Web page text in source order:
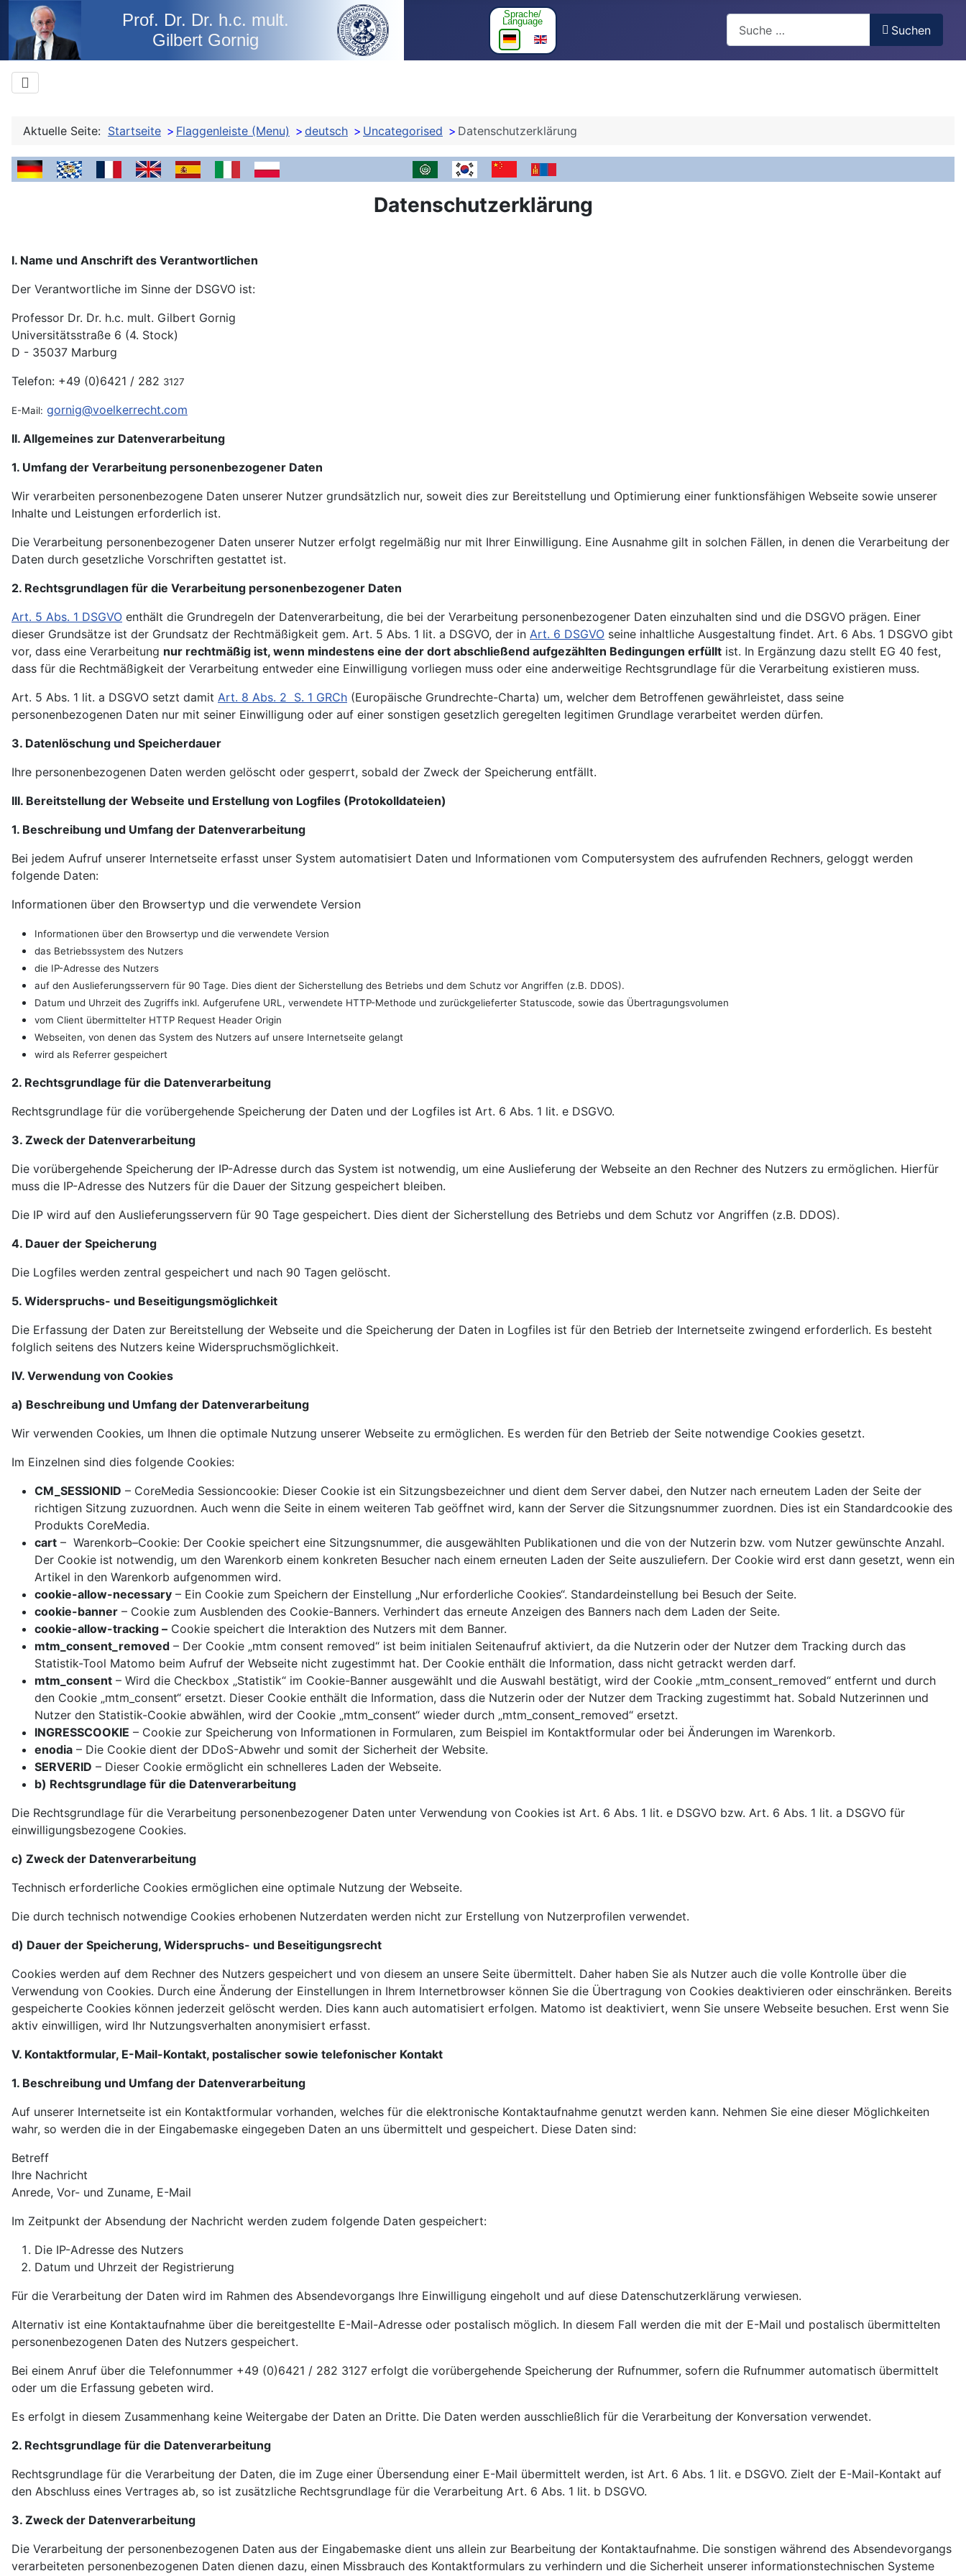
Prof. Dr. Dr. h.c. mult.
Gilbert Gornig
Sprache auswählen
Sprache/
Language
Suchen
Aktuelle Seite: Startseite Flaggenleiste (Menu) deutsch Uncategorised Datenschutzerklärung
deutschbayrisch -- boarisch
französisch - français
englisch - english
spanisch - español
italienisch - italiano
polnisch - polskiungarisch - magyar
russisch - pусская arabisch - السيرة الذاتية العربية
koreanisch - 한국어 이력서
chinesisch - 中文履歷
mongolisch - mонгол
Datenschutzerklärung
I. Name und Anschrift des Verantwortlichen
Der Verantwortliche im Sinne der DSGVO ist:
Professor Dr. Dr. h.c. mult. Gilbert Gornig
Universitätsstraße 6 (4. Stock)
D - 35037 Marburg
Telefon: +49 (0)6421 / 282 3127
E-Mail: gornig@voelkerrecht.com
II. Allgemeines zur Datenverarbeitung
1. Umfang der Verarbeitung personenbezogener Daten
Wir verarbeiten personenbezogene Daten unserer Nutzer grundsätzlich nur, soweit dies zur Bereitstellung und Optimierung einer funktionsfähigen Webseite sowie unserer
Inhalte und Leistungen erforderlich ist.
Die Verarbeitung personenbezogener Daten unserer Nutzer erfolgt regelmäßig nur mit Ihrer Einwilligung. Eine Ausnahme gilt in solchen Fällen, in denen die Verarbeitung der
Daten durch gesetzliche Vorschriften gestattet ist.
2. Rechtsgrundlagen für die Verarbeitung personenbezogener Daten
Art. 5 Abs. 1 DSGVO enthält die Grundregeln der Datenverarbeitung, die bei der Verarbeitung personenbezogener Daten einzuhalten sind und die DSGVO prägen. Einer
dieser Grundsätze ist der Grundsatz der Rechtmäßigkeit gem. Art. 5 Abs. 1 lit. a DSGVO, der in Art. 6 DSGVO seine inhaltliche Ausgestaltung findet. Art. 6 Abs. 1 DSGVO gibt
vor, dass eine Verarbeitung nur rechtmäßig ist, wenn mindestens eine der dort abschließend aufgezählten Bedingungen erfüllt ist. In Ergänzung dazu stellt EG 40 fest,
dass für die Rechtmäßigkeit der Verarbeitung entweder eine Einwilligung vorliegen muss oder eine anderweitige Rechtsgrundlage für die Verarbeitung existieren muss.
Art. 5 Abs. 1 lit. a DSGVO setzt damit Art. 8 Abs. 2 S. 1 GRCh (Europäische Grundrechte-Charta) um, welcher dem Betroffenen gewährleistet, dass seine
personenbezogenen Daten nur mit seiner Einwilligung oder auf einer sonstigen gesetzlich geregelten legitimen Grundlage verarbeitet werden dürfen.
3. Datenlöschung und Speicherdauer
Ihre personenbezogenen Daten werden gelöscht oder gesperrt, sobald der Zweck der Speicherung entfällt.
III. Bereitstellung der Webseite und Erstellung von Logfiles (Protokolldateien)
1. Beschreibung und Umfang der Datenverarbeitung
Bei jedem Aufruf unserer Internetseite erfasst unser System automatisiert Daten und Informationen vom Computersystem des aufrufenden Rechners, geloggt werden
folgende Daten:
Informationen über den Browsertyp und die verwendete Version
Informationen über den Browsertyp und die verwendete Version
das Betriebssystem des Nutzers
die IP-Adresse des Nutzers
auf den Auslieferungsservern für 90 Tage. Dies dient der Sicherstellung des Betriebs und dem Schutz vor Angriffen (z.B. DDOS).
Datum und Uhrzeit des Zugriffs inkl. Aufgerufene URL, verwendete HTTP-Methode und zurückgelieferter Statuscode, sowie das Übertragungsvolumen
vom Client übermittelter HTTP Request Header Origin
Webseiten, von denen das System des Nutzers auf unsere Internetseite gelangt
wird als Referrer gespeichert
2. Rechtsgrundlage für die Datenverarbeitung
Rechtsgrundlage für die vorübergehende Speicherung der Daten und der Logfiles ist Art. 6 Abs. 1 lit. e DSGVO.
3. Zweck der Datenverarbeitung
Die vorübergehende Speicherung der IP-Adresse durch das System ist notwendig, um eine Auslieferung der Webseite an den Rechner des Nutzers zu ermöglichen. Hierfür
muss die IP-Adresse des Nutzers für die Dauer der Sitzung gespeichert bleiben.
Die IP wird auf den Auslieferungsservern für 90 Tage gespeichert. Dies dient der Sicherstellung des Betriebs und dem Schutz vor Angriffen (z.B. DDOS).
4. Dauer der Speicherung
Die Logfiles werden zentral gespeichert und nach 90 Tagen gelöscht.
5. Widerspruchs- und Beseitigungsmöglichkeit
Die Erfassung der Daten zur Bereitstellung der Webseite und die Speicherung der Daten in Logfiles ist für den Betrieb der Internetseite zwingend erforderlich. Es besteht
folglich seitens des Nutzers keine Widerspruchsmöglichkeit.
IV. Verwendung von Cookies
a) Beschreibung und Umfang der Datenverarbeitung
Wir verwenden Cookies, um Ihnen die optimale Nutzung unserer Webseite zu ermöglichen. Es werden für den Betrieb der Seite notwendige Cookies gesetzt.
Im Einzelnen sind dies folgende Cookies:
CM_SESSIONID – CoreMedia Sessioncookie: Dieser Cookie ist ein Sitzungsbezeichner und dient dem Server dabei, den Nutzer nach erneutem Laden der Seite der
richtigen Sitzung zuzuordnen. Auch wenn die Seite in einem weiteren Tab geöffnet wird, kann der Server die Sitzungsnummer zuordnen. Dies ist ein Standardcookie des
Produkts CoreMedia.
cart – Warenkorb–Cookie: Der Cookie speichert eine Sitzungsnummer, die ausgewählten Publikationen und die von der Nutzerin bzw. vom Nutzer gewünschte Anzahl.
Der Cookie ist notwendig, um den Warenkorb einem konkreten Besucher nach einem erneuten Laden der Seite auszuliefern. Der Cookie wird erst dann gesetzt, wenn ein
Artikel in den Warenkorb aufgenommen wird.
cookie-allow-necessary – Ein Cookie zum Speichern der Einstellung „Nur erforderliche Cookies“. Standardeinstellung bei Besuch der Seite.
cookie-banner – Cookie zum Ausblenden des Cookie-Banners. Verhindert das erneute Anzeigen des Banners nach dem Laden der Seite.
cookie-allow-tracking – Cookie speichert die Interaktion des Nutzers mit dem Banner.
mtm_consent_removed – Der Cookie „mtm consent removed“ ist beim initialen Seitenaufruf aktiviert, da die Nutzerin oder der Nutzer dem Tracking durch das
Statistik-Tool Matomo beim Aufruf der Webseite nicht zugestimmt hat. Der Cookie enthält die Information, dass nicht getrackt werden darf.
mtm_consent – Wird die Checkbox „Statistik“ im Cookie-Banner ausgewählt und die Auswahl bestätigt, wird der Cookie „mtm_consent_removed“ entfernt und durch
den Cookie „mtm_consent“ ersetzt. Dieser Cookie enthält die Information, dass die Nutzerin oder der Nutzer dem Tracking zugestimmt hat. Sobald Nutzerinnen und
Nutzer den Statistik-Cookie abwählen, wird der Cookie „mtm_consent“ wieder durch „mtm_consent_removed“ ersetzt.
INGRESSCOOKIE – Cookie zur Speicherung von Informationen in Formularen, zum Beispiel im Kontaktformular oder bei Änderungen im Warenkorb.
enodia – Die Cookie dient der DDoS-Abwehr und somit der Sicherheit der Website.
SERVERID – Dieser Cookie ermöglicht ein schnelleres Laden der Webseite.
b) Rechtsgrundlage für die Datenverarbeitung
Die Rechtsgrundlage für die Verarbeitung personenbezogener Daten unter Verwendung von Cookies ist Art. 6 Abs. 1 lit. e DSGVO bzw. Art. 6 Abs. 1 lit. a DSGVO für
einwilligungsbezogene Cookies.
c) Zweck der Datenverarbeitung
Technisch erforderliche Cookies ermöglichen eine optimale Nutzung der Webseite.
Die durch technisch notwendige Cookies erhobenen Nutzerdaten werden nicht zur Erstellung von Nutzerprofilen verwendet.
d) Dauer der Speicherung, Widerspruchs- und Beseitigungsrecht
Cookies werden auf dem Rechner des Nutzers gespeichert und von diesem an unsere Seite übermittelt. Daher haben Sie als Nutzer auch die volle Kontrolle über die
Verwendung von Cookies. Durch eine Änderung der Einstellungen in Ihrem Internetbrowser können Sie die Übertragung von Cookies deaktivieren oder einschränken. Bereits
gespeicherte Cookies können jederzeit gelöscht werden. Dies kann auch automatisiert erfolgen. Matomo ist deaktiviert, wenn Sie unsere Webseite besuchen. Erst wenn Sie
aktiv einwilligen, wird Ihr Nutzungsverhalten anonymisiert erfasst.
V. Kontaktformular, E-Mail-Kontakt, postalischer sowie telefonischer Kontakt
1. Beschreibung und Umfang der Datenverarbeitung
Auf unserer Internetseite ist ein Kontaktformular vorhanden, welches für die elektronische Kontaktaufnahme genutzt werden kann. Nehmen Sie eine dieser Möglichkeiten
wahr, so werden die in der Eingabemaske eingegeben Daten an uns übermittelt und gespeichert. Diese Daten sind:
Betreff
Ihre Nachricht
Anrede, Vor- und Zuname, E-Mail
Im Zeitpunkt der Absendung der Nachricht werden zudem folgende Daten gespeichert:
Die IP-Adresse des Nutzers
Datum und Uhrzeit der Registrierung
Für die Verarbeitung der Daten wird im Rahmen des Absendevorgangs Ihre Einwilligung eingeholt und auf diese Datenschutzerklärung verwiesen.
Alternativ ist eine Kontaktaufnahme über die bereitgestellte E-Mail-Adresse oder postalisch möglich. In diesem Fall werden die mit der E-Mail und postalisch übermittelten
personenbezogenen Daten des Nutzers gespeichert.
Bei einem Anruf über die Telefonnummer +49 (0)6421 / 282 3127 erfolgt die vorübergehende Speicherung der Rufnummer, sofern die Rufnummer automatisch übermittelt
oder um die Erfassung gebeten wird.
Es erfolgt in diesem Zusammenhang keine Weitergabe der Daten an Dritte. Die Daten werden ausschließlich für die Verarbeitung der Konversation verwendet.
2. Rechtsgrundlage für die Datenverarbeitung
Rechtsgrundlage für die Verarbeitung der Daten, die im Zuge einer Übersendung einer E-Mail übermittelt werden, ist Art. 6 Abs. 1 lit. e DSGVO. Zielt der E-Mail-Kontakt auf
den Abschluss eines Vertrages ab, so ist zusätzliche Rechtsgrundlage für die Verarbeitung Art. 6 Abs. 1 lit. b DSGVO.
3. Zweck der Datenverarbeitung
Die Verarbeitung der personenbezogenen Daten aus der Eingabemaske dient uns allein zur Bearbeitung der Kontaktaufnahme. Die sonstigen während des Absendevorgangs
verarbeiteten personenbezogenen Daten dienen dazu, einen Missbrauch des Kontaktformulars zu verhindern und die Sicherheit unserer informationstechnischen Systeme